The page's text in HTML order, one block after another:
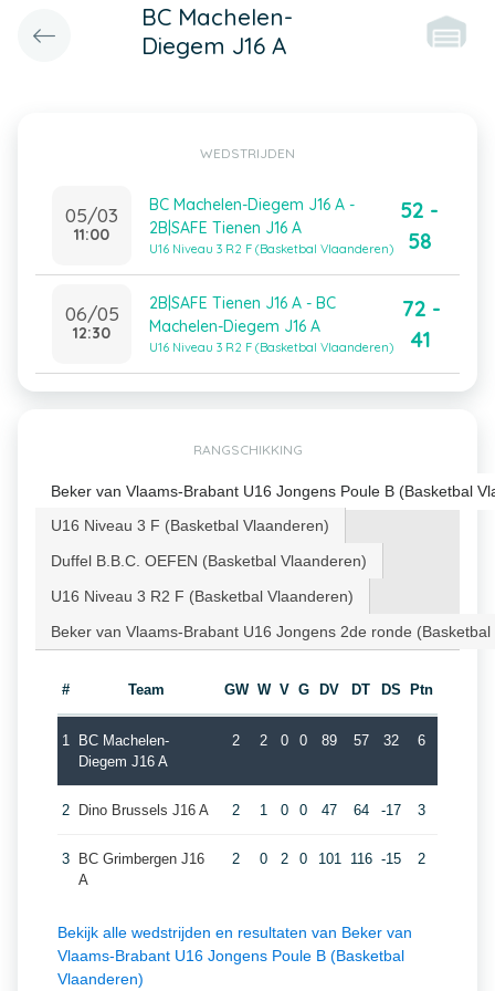
BC Machelen-
Diegem J16 A
WEDSTRIJDEN
05/03
11:00
BC Machelen-Diegem J16 A -
2B|SAFE Tienen J16 A
U16 Niveau 3 R2 F (Basketbal Vlaanderen)
52 -
58
06/05
12:30
2B|SAFE Tienen J16 A - BC
Machelen-Diegem J16 A
U16 Niveau 3 R2 F (Basketbal Vlaanderen)
72 -
41
RANGSCHIKKING
Beker van Vlaams-Brabant U16 Jongens Poule B (Basketbal
U16 Niveau 3 F (Basketbal Vlaanderen)
Duffel B.B.C. OEFEN (Basketbal Vlaanderen)
U16 Niveau 3 R2 F (Basketbal Vlaanderen)
Beker van Vlaams-Brabant U16 Jongens 2de ronde
# Team GW W V G DV DT DS Ptn
1
BC Machelen-
Diegem J16 A
2 2 0 0 89 57 32 6
2 Dino Brussels J16 A 2 1 0 0 47 64 -17 3
3
BC Grimbergen J16
A
2 0 2 0 101 116 -15 2
Bekijk alle wedstrijden en resultaten van Beker van
Vlaams-Brabant U16 Jongens Poule B (Basketbal
Vlaanderen)